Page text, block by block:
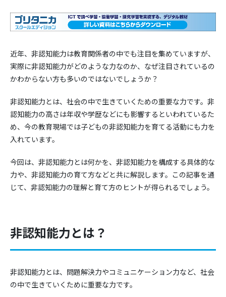
近年、非認知能力は教育関係者の中でも注目を集めていますが、
実際に非認知能力がどのような力なのか、なぜ注目されているの
かわからない方も多いのではないでしょうか？
非認知能力とは、社会の中で生きていくための重要な力です。非
認知能力の高さは年収や学歴などにも影響するといわれているた
め、今の教育現場では子どもの非認知能力を育てる活動にも力を
入れています。
今回は、非認知能力とは何かを、非認知能力を構成する具体的な
力や、非認知能力の育て方などと共に解説します。この記事を通
じて、非認知能力の理解と育て方のヒントが得られるでしょう。
非認知能力とは？
非認知能力とは、問題解決力やコミュニケーション力など、社会
の中で生きていくために重要な力です。